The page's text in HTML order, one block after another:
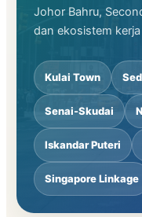
Johor Bahru,
dan ekosistem
Kulai Town
Senai-Skudai
Iskandar Puteri
Singapore Linkage